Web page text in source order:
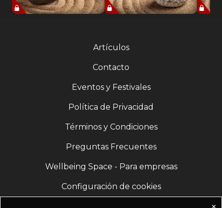
Artículos
Contacto
Eventos y Festivales
Política de Privacidad
Términos y Condiciones
Preguntas Frecuentes
Wellbeing Space - Para empresas
Configuración de cookies